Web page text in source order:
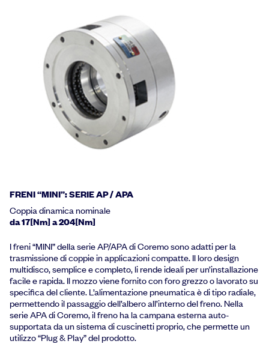
FRENI “MINI”: SERIE AP / APA
Coppia dinamica nominale
da 17[Nm] a 204[Nm]
I freni “MINI” della serie AP/APA di Coremo sono adatti per la
trasmissione di coppie in applicazioni compatte. Il loro design
multidisco, semplice e completo, li rende ideali per un’installazione
facile e rapida. Il mozzo viene fornito con foro grezzo o lavorato su
specifica del cliente. L’alimentazione pneumatica è di tipo radiale,
permettendo il passaggio dell’albero all’interno del freno. Nella
serie APA di Coremo, il freno ha la campana esterna auto-
supportata da un sistema di cuscinetti proprio, che permette un
utilizzo “Plug & Play” del prodotto.